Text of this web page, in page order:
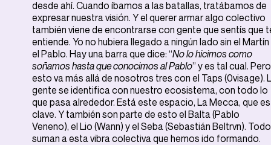
desde ahí. Cuando íbamos a las batallas, tratábamos de
expresar nuestra visión. Y el querer armar algo colectivo
también viene de encontrarse con gente que sentís que
entiende. Yo no hubiera llegado a ningún lado sin el Martín
el Pablo. Hay una barra que dice: “No lo hicimos como
soñamos hasta que conocimos al Pablo” y es tal cual. Pero
esto va más allá de nosotros tres con el Taps (0visage).
gente se identifica con nuestro ecosistema, con todo lo
que pasa alrededor. Está este espacio, La Mecca, que es
clave. Y también son parte de esto el Balta (Pablo
Veneno), el Lio (Wann) y el Seba (Sebastián Beltrvn).
suman a esta vibra colectiva que hemos ido formando.